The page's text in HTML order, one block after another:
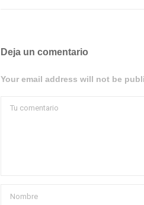
Deja un comentario
Your email address will not be